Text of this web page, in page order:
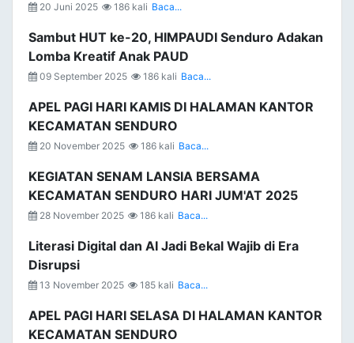
20 Juni 2025 186 kali Baca...
Sambut HUT ke-20, HIMPAUDI Senduro Adakan
Lomba Kreatif Anak PAUD
09 September 2025 186 kali Baca...
APEL PAGI HARI KAMIS DI HALAMAN KANTOR
KECAMATAN SENDURO
20 November 2025 186 kali Baca...
KEGIATAN SENAM LANSIA BERSAMA
KECAMATAN SENDURO HARI JUM'AT 2025
28 November 2025 186 kali Baca...
Literasi Digital dan AI Jadi Bekal Wajib di Era
Disrupsi
13 November 2025 185 kali Baca...
APEL PAGI HARI SELASA DI HALAMAN KANTOR
KECAMATAN SENDURO